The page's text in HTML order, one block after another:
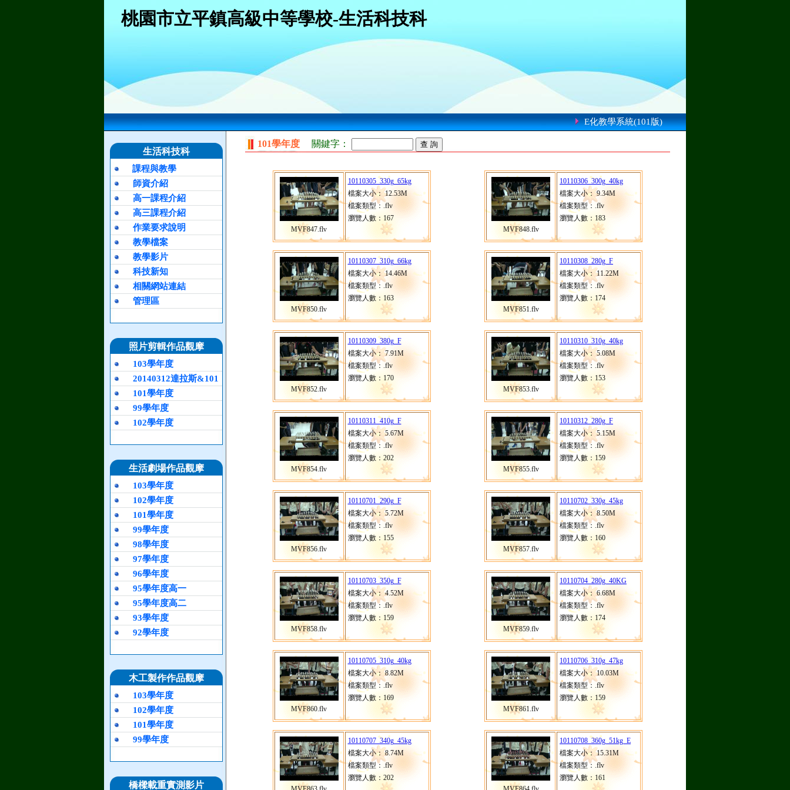
桃園市立平鎮高級中等學校-生活科技科
E化教學系統(101版)
生活科技科
課程與教學
師資介紹
高一課程介紹
高三課程介紹
作業要求說明
教學檔案
教學影片
科技新知
相關網站連結
管理區
照片剪輯作品觀摩
103學年度
20140312達拉斯&101
101學年度
99學年度
102學年度
生活劇場作品觀摩
103學年度
102學年度
101學年度
99學年度
98學年度
97學年度
96學年度
95學年度高一
95學年度高二
93學年度
92學年度
木工製作作品觀摩
103學年度
102學年度
101學年度
99學年度
橋樑載重實測影片
101學年度 關鍵字：
MVF847.flv
10110305_330g_65kg
檔案大小： 12.53M
檔案類型：.flv
瀏覽人數：167
MVF848.flv
10110306_300g_40kg
檔案大小： 9.34M
檔案類型：.flv
瀏覽人數：183
MVF850.flv
10110307_310g_66kg
檔案大小： 14.46M
檔案類型：.flv
瀏覽人數：163
MVF851.flv
10110308_280g_F
檔案大小： 11.22M
檔案類型：.flv
瀏覽人數：174
MVF852.flv
10110309_380g_F
檔案大小： 7.91M
檔案類型：.flv
瀏覽人數：170
MVF853.flv
10110310_310g_40kg
檔案大小： 5.08M
檔案類型：.flv
瀏覽人數：153
MVF854.flv
10110311_410g_F
檔案大小： 5.67M
檔案類型：.flv
瀏覽人數：202
MVF855.flv
10110312_280g_F
檔案大小： 5.15M
檔案類型：.flv
瀏覽人數：159
MVF856.flv
10110701_290g_F
檔案大小： 5.72M
檔案類型：.flv
瀏覽人數：155
MVF857.flv
10110702_330g_45kg
檔案大小： 8.50M
檔案類型：.flv
瀏覽人數：160
MVF858.flv
10110703_350g_F
檔案大小： 4.52M
檔案類型：.flv
瀏覽人數：159
MVF859.flv
10110704_280g_40KG
檔案大小： 6.68M
檔案類型：.flv
瀏覽人數：174
MVF860.flv
10110705_310g_40kg
檔案大小： 8.82M
檔案類型：.flv
瀏覽人數：169
MVF861.flv
10110706_310g_47kg
檔案大小： 10.03M
檔案類型：.flv
瀏覽人數：159
10110707_340g_45kg
檔案大小： 8.74M
檔案類型：.flv
瀏覽人數：202
10110708_360g_51kg_E
檔案大小： 15.31M
檔案類型：.flv
瀏覽人數：161